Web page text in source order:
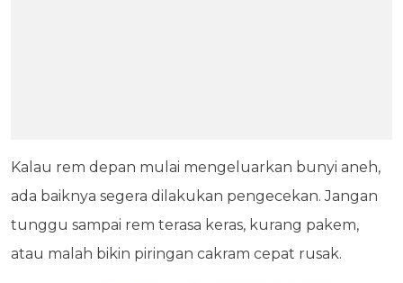
Kalau rem depan mulai mengeluarkan bunyi aneh,
ada baiknya segera dilakukan pengecekan. Jangan
tunggu sampai rem terasa keras, kurang pakem,
atau malah bikin piringan cakram cepat rusak.